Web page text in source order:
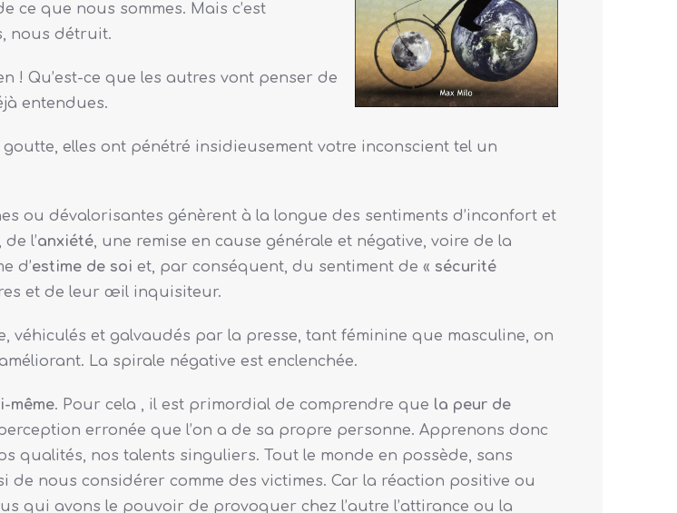
ce que nous sommes. Mais c’est
nous détruit.
! Qu’est-ce que les autres vont penser de
entendues.
elles ont pénétré insidieusement votre inconscient tel un
ou dévalorisantes génèrent à la longue des sentiments d’inconfort et
, de l’anxiété, une remise en cause générale et négative, voire de la
d’estime de soi et, par conséquent, du sentiment de « sécurité
et de leur œil inquisiteur.
véhiculés et galvaudés par la presse, tant féminine que masculine, on
La spirale négative est enclenchée.
même. Pour cela , il est primordial de comprendre que la peur de
erronée que l’on a de sa propre personne. Apprenons donc
qualités, nos talents singuliers. Tout le monde en possède, sans
de nous considérer comme des victimes. Car la réaction positive ou
qui avons le pouvoir de provoquer chez l’autre l’attirance ou la